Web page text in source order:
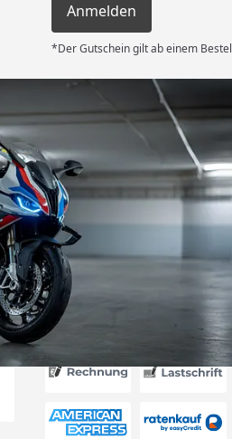
Anmelden
*Der Gutschein gilt ab einem
Versand
Akzeptierte